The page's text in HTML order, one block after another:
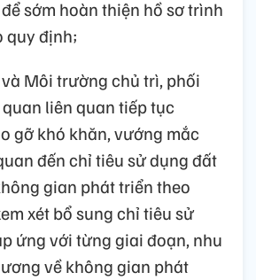
sớm hoàn thiện hồ sơ trình
quy định;
Môi trường chủ trì, phối
liên quan tiếp tục
gỡ khó khăn, vướng mắc
đến chỉ tiêu sử dụng đất
gian phát triển theo
xét bổ sung chỉ tiêu sử
ứng với từng giai đoạn, nhu
về không gian phát